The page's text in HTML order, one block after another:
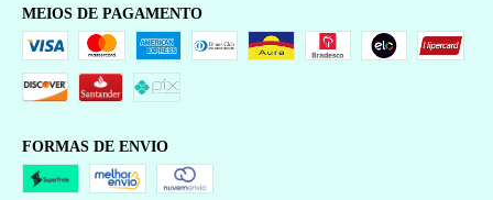
MEIOS DE PAGAMENTO
FORMAS DE ENVIO